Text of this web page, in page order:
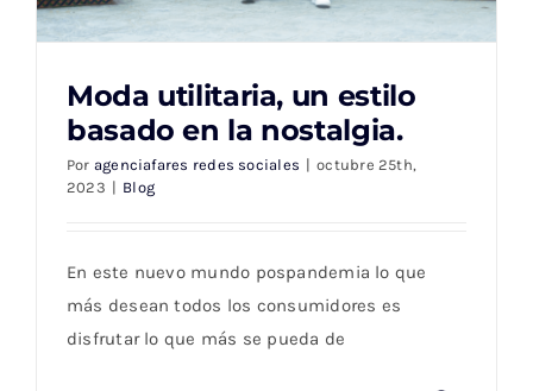
Moda utilitaria, un estilo
basado en la nostalgia.
Por agenciafares redes sociales | octubre 25th,
2023 | Blog
En este nuevo mundo pospandemia lo que
más desean todos los consumidores es
disfrutar lo que más se pueda de